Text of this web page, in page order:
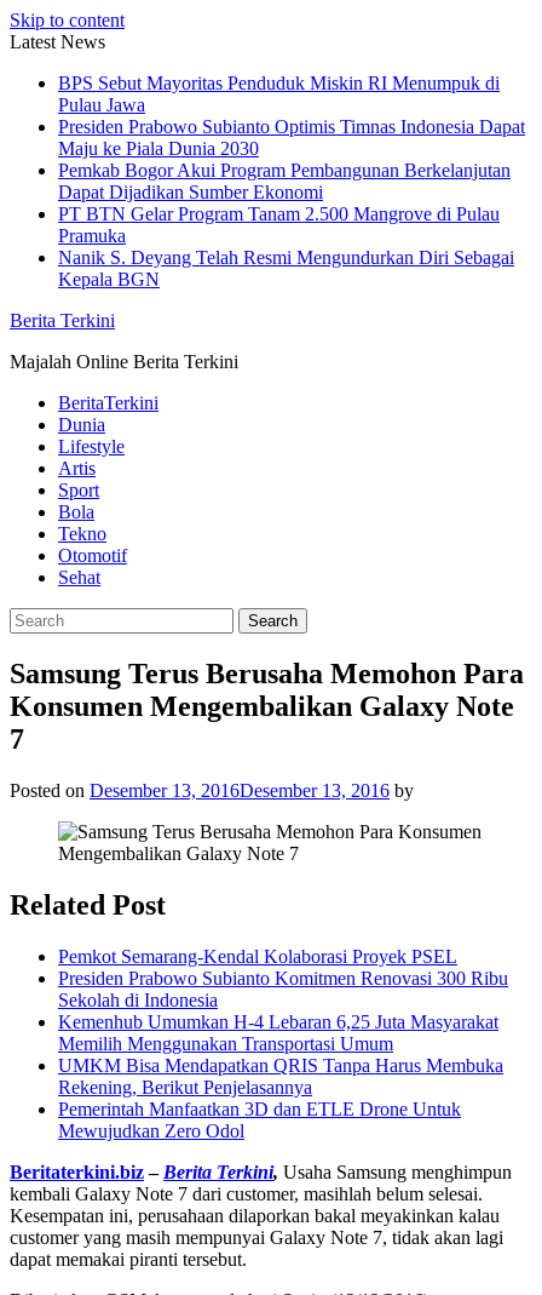
Skip to content
Latest News
BPS Sebut Mayoritas Penduduk Miskin RI Menumpuk di
Pulau Jawa
Presiden Prabowo Subianto Optimis Timnas Indonesia Dapat
Maju ke Piala Dunia 2030
Pemkab Bogor Akui Program Pembangunan Berkelanjutan
Dapat Dijadikan Sumber Ekonomi
PT BTN Gelar Program Tanam 2.500 Mangrove di Pulau
Pramuka
Nanik S. Deyang Telah Resmi Mengundurkan Diri Sebagai
Kepala BGN
Berita Terkini
Majalah Online Berita Terkini
BeritaTerkini
Dunia
Lifestyle
Artis
Sport
Bola
Tekno
Otomotif
Sehat
Samsung Terus Berusaha Memohon Para
Konsumen Mengembalikan Galaxy Note
7
Posted on Desember 13, 2016Desember 13, 2016 by
Related Post
Pemkot Semarang-Kendal Kolaborasi Proyek PSEL
Presiden Prabowo Subianto Komitmen Renovasi 300 Ribu
Sekolah di Indonesia
Kemenhub Umumkan H-4 Lebaran 6,25 Juta Masyarakat
Memilih Menggunakan Transportasi Umum
UMKM Bisa Mendapatkan QRIS Tanpa Harus Membuka
Rekening, Berikut Penjelasannya
Pemerintah Manfaatkan 3D dan ETLE Drone Untuk
Mewujudkan Zero Odol
Beritaterkini.biz– Berita Terkini, Usaha Samsung menghimpun
kembali Galaxy Note 7 dari customer, masihlah belum selesai.
Kesempatan ini, perusahaan dilaporkan bakal meyakinkan kalau
customer yang masih mempunyai Galaxy Note 7, tidak akan lagi
dapat memakai piranti tersebut.